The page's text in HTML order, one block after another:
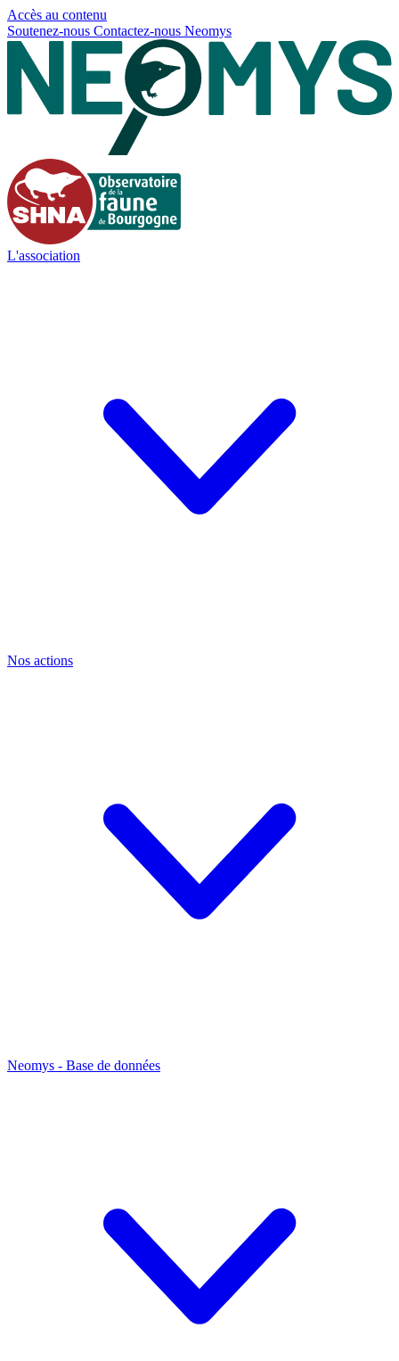
Accès au contenu
Soutenez-nous Contactez-nous Neomys
L'association
Nos actions
Neomys - Base de données
Panneau de gestion des cookies